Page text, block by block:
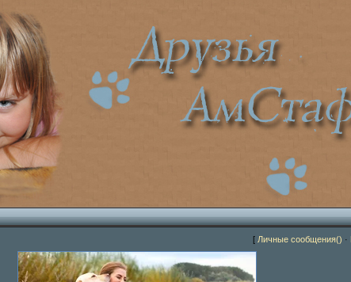
[ Личные сообщения() ·